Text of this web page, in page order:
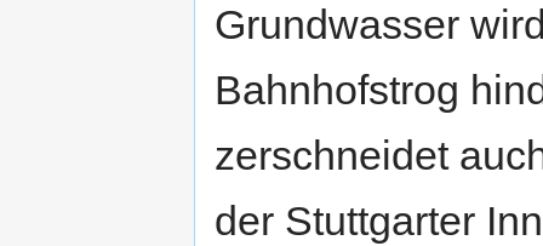
Grundwasser
Bahnhofstrog
zerschneidet
der Stuttgarter